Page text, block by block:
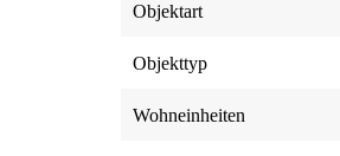
Objektart
Objekttyp
Wohneinheiten